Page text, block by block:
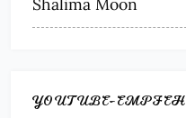
YOUTUBE-